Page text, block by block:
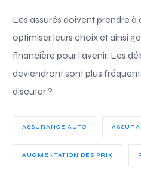
Les assurés doivent prendre
optimiser leurs choix et ainsi
financière pour l’avenir. Les
deviendront sont plus
discuter ?
ASSURANCE AUTO
AUGMENTATION DES PRIX